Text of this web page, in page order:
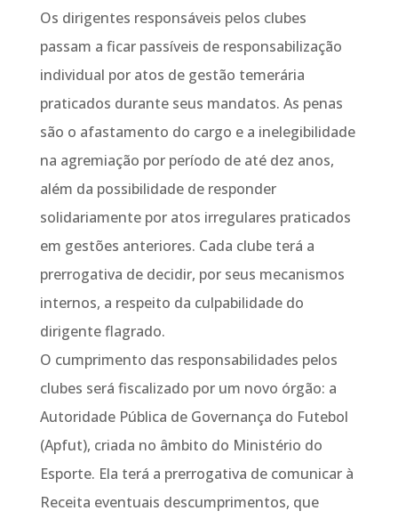
Os dirigentes responsáveis pelos clubes
passam a ficar passíveis de responsabilização
individual por atos de gestão temerária
praticados durante seus mandatos. As penas
são o afastamento do cargo e a inelegibilidade
na agremiação por período de até dez anos,
além da possibilidade de responder
solidariamente por atos irregulares praticados
em gestões anteriores. Cada clube terá a
prerrogativa de decidir, por seus mecanismos
internos, a respeito da culpabilidade do
dirigente flagrado.
O cumprimento das responsabilidades pelos
clubes será fiscalizado por um novo órgão: a
Autoridade Pública de Governança do Futebol
(Apfut), criada no âmbito do Ministério do
Esporte. Ela terá a prerrogativa de comunicar à
Receita eventuais descumprimentos, que